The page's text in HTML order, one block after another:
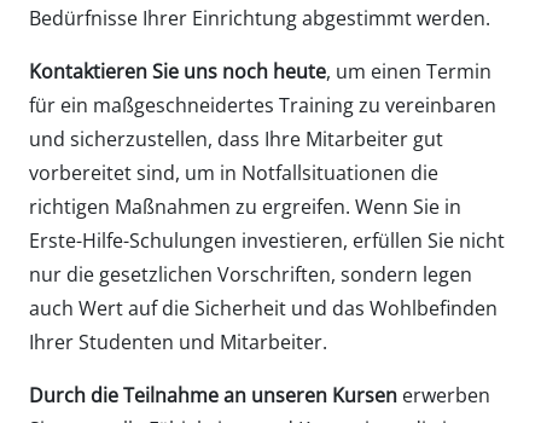
Bedürfnisse Ihrer Einrichtung abgestimmt werden.
Kontaktieren Sie uns noch heute, um einen Termin
für ein maßgeschneidertes Training zu vereinbaren
und sicherzustellen, dass Ihre Mitarbeiter gut
vorbereitet sind, um in Notfallsituationen die
richtigen Maßnahmen zu ergreifen. Wenn Sie in
Erste-Hilfe-Schulungen investieren, erfüllen Sie nicht
nur die gesetzlichen Vorschriften, sondern legen
auch Wert auf die Sicherheit und das Wohlbefinden
Ihrer Studenten und Mitarbeiter.
Durch die Teilnahme an unseren Kursen erwerben